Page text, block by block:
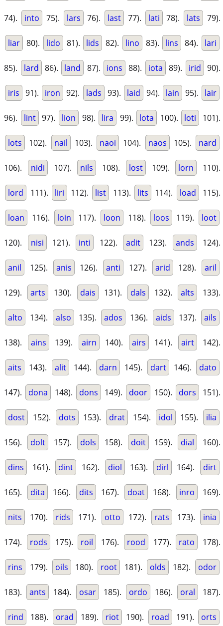
74). into 75). lars 76). last 77). lati 78). lats 79).
liar 80). lido 81). lids 82). lino 83). lins 84). lari
85). lard 86). land 87). ions 88). iota 89). irid 90).
iris 91). iron 92). lads 93). laid 94). lain 95). lair
96). lint 97). lion 98). lira 99). lota 100). loti 101).
lots 102). nail 103). naoi 104). naos 105). nard
106). nidi 107). nils 108). lost 109). lorn 110).
lord 111). liri 112). list 113). lits 114). load 115).
loan 116). loin 117). loon 118). loos 119). loot
120). nisi 121). inti 122). adit 123). ands 124).
anil 125). anis 126). anti 127). arid 128). aril
129). arts 130). dais 131). dals 132). alts 133).
alto 134). also 135). ados 136). aids 137). ails
138). ains 139). airn 140). airs 141). airt 142).
aits 143). alit 144). darn 145). dart 146). dato
147). dona 148). dons 149). door 150). dors 151).
dost 152). dots 153). drat 154). idol 155). ilia
156). dolt 157). dols 158). doit 159). dial 160).
dins 161). dint 162). diol 163). dirl 164). dirt
165). dita 166). dits 167). doat 168). inro 169).
nits 170). rids 171). otto 172). rats 173). inia
174). rods 175). roil 176). rood 177). rato 178).
rins 179). oils 180). root 181). olds 182). odor
183). ants 184). osar 185). ordo 186). oral 187).
rind 188). orad 189). riot 190). road 191). orts